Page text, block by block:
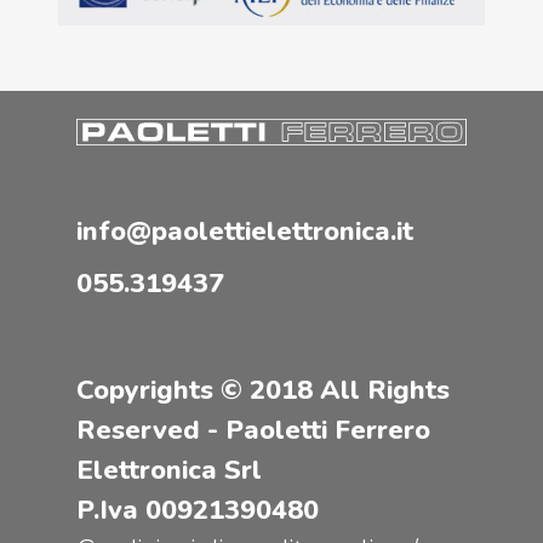
info@paolettielettronica.it
055.319437
Copyrights © 2018 All Rights
Reserved - Paoletti Ferrero
Elettronica Srl
P.Iva 00921390480